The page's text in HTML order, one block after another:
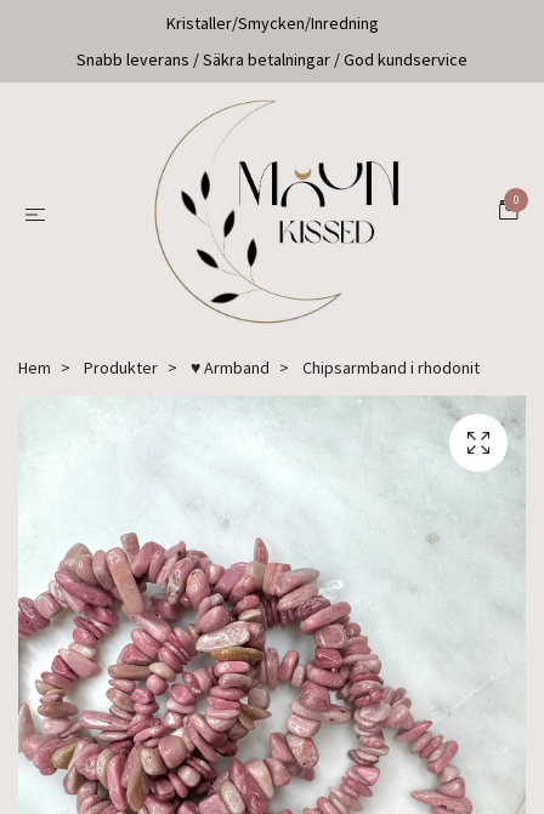
Kristaller/Smycken/Inredning
Snabb leverans / Säkra betalningar / God kundservice
0
Hem Produkter ♥ Armband Chipsarmband i rhodonit